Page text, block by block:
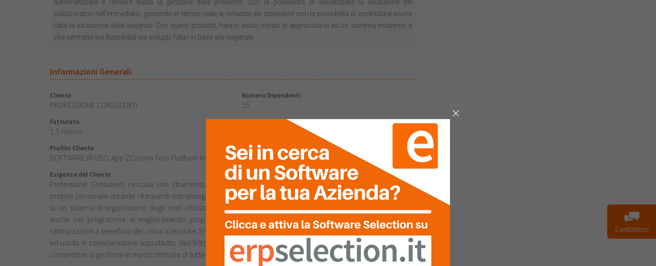
automatizzare e rendere fluida la gestione delle presenze, con la possibilità di visualizzare la situazione dei
collaboratori nell’immediato, gestendo in tempo reale le richieste dei dipendenti con la possibilità di controllare anche
tutta la situazione delle assenze. Con questi prodotti, hanno avuto modo di approcciarsi ad un sistema moderno e
che permette sia flessibilità sia sviluppi futuri in base alle esigenze.
Informazioni Generali
Cliente
PROFESSIONE CONSULENTI
Numero Dipendenti
15
Fatturato
1,5 milioni
Sito Internet
https://www.professioneconsulenti.com/
Profilo Cliente
SOFTWARE IN USO: App ZClockin Tool Platform Infinity Presenze Web Pack Workflow Presenze
Esigenza del Cliente
Professione Consulenti cercava uno strumento che consentisse di ottimizzare la registrazione degli orari del
proprio personale durante i frequenti sopralluoghi o audit svolti in esterno presso le aziende clienti. Poter contare
su un sistema di registrazione degli orari utilizzabile da remoto era uno degli obiettivi “salva-tempo” individuati
anche nel programma di miglioramento proposto nella certificazione aziendale Family Audit, con indubbie
ottimizzazioni a beneficio del clima aziendale. Era inoltre necessario poter gestire al meglio la flessibilità in entrata
ed uscita in considerazione soprattutto dell’introduzione della banca ore; quindi la ricerca di uno strumento che
consentisse la gestione in modo ottimale di tutte queste esigenze.
Contattaci